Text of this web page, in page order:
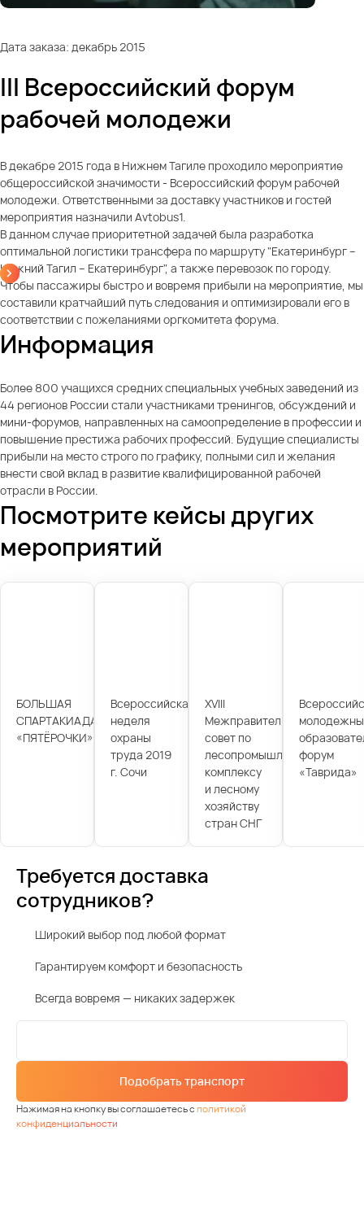
Дата заказа: декабрь 2015
III Всероссийский форум
рабочей молодежи
В декабре 2015 года в Нижнем Тагиле проходило мероприятие
общероссийской значимости - Всероссийский форум рабочей
молодежи. Ответственными за доставку участников и гостей
мероприятия назначили Avtobus1.
В данном случае приоритетной задачей была разработка
оптимальной логистики трансфера по маршруту "Екатеринбург –
Нижний Тагил – Екатеринбург", а также перевозок по городу.
Чтобы пассажиры быстро и вовремя прибыли на мероприятие, мы
составили кратчайший путь следования и оптимизировали его в
соответствии с пожеланиями оргкомитета форума.
Информация
Более 800 учащихся средних специальных учебных заведений из
44 регионов России стали участниками тренингов, обсуждений и
мини-форумов, направленных на самоопределение в профессии и
повышение престижа рабочих профессий. Будущие специалисты
прибыли на место строго по графику, полными сил и желания
внести свой вклад в развитие квалифицированной рабочей
отрасли в России.
Посмотрите кейсы других
мероприятий
БОЛЬШАЯ
СПАРТАКИАДА
«ПЯТЁРОЧКИ»
Всероссийская
неделя
охраны
труда 2019
г. Сочи
XVIII
Межправительственный
совет по
лесопромышленному
комплексу
и лесному
хозяйству
стран СНГ
форум
«Таврида»
Требуется доставка
сотрудников?
Широкий выбор под любой формат
Гарантируем комфорт и безопасность
Всегда вовремя — никаких задержек
Подобрать транспорт
Нажимая на кнопку вы соглашаетесь сполитикой
конфиденциальности